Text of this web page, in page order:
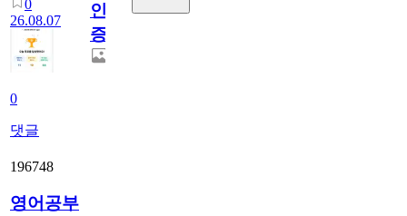
0
26.08.07
0
댓글
인
증
196748
영어공부